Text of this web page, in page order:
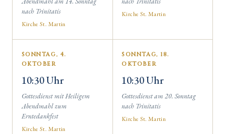
nach Trinitatis
Kirche St. Martin
Kirche St. Martin
SONNTAG, 4.
OKTOBER
10:30 Uhr
Gottesdienst mit Heiligem
Abendmahl zum
Erntedankfest
Kirche St. Martin
SONNTAG, 18.
OKTOBER
10:30 Uhr
Gottesdienst am 20. Sonntag
nach Trinitatis
Kirche St. Martin